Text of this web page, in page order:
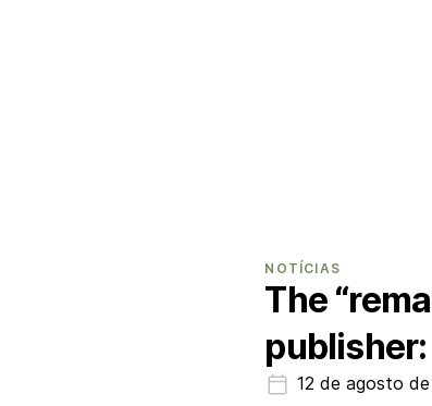
NOTÍCIAS
The
12 de agosto